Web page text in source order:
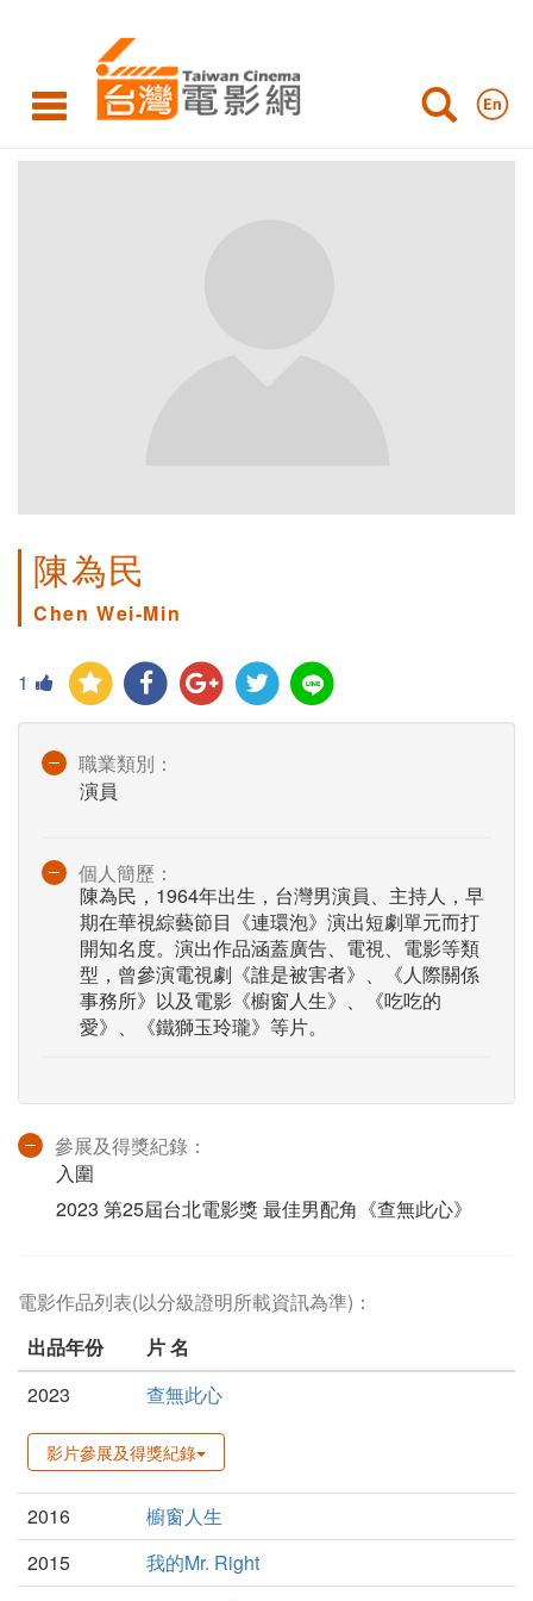
陳為民
Chen Wei-Min
1
職業類別：
演員
個人簡歷：
陳為民，1964年出生，台灣男演員、主持人，早
期在華視綜藝節目《連環泡》演出短劇單元而打
開知名度。演出作品涵蓋廣告、電視、電影等類
型，曾參演電視劇《誰是被害者》、《人際關係
事務所》以及電影《櫥窗人生》、《吃吃的
愛》、《鐵獅玉玲瓏》等片。
參展及得獎紀錄：
入圍
2023 第25屆台北電影獎 最佳男配角《查無此心》
電影作品列表(以分級證明所載資訊為準)：
出品年份
片 名
2023
查無此心
影片參展及得獎紀錄
2016
櫥窗人生
2015
我的Mr. Right